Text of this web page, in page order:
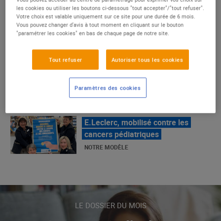
un succès
NOTRE MODÈLE
E.Leclerc, mobilisé contre les
cancers pédiatriques
LE MOUVEMENT E.LECLERC ET
SES COMBATS
NOTRE MODÈLE
« Repérage » - La nouvelle revue de
tendances de Marque Repère
ALIMENTATION DE QUALITÉ
LE DOSSIER DU MOIS
les cookies ou utiliser les boutons ci-dessous "tout accepter"/"tout refuser".
Votre choix est valable uniquement sur ce site pour une durée de 6 mois.
Vous pouvez changer d'avis à tout moment en cliquant sur le bouton
"paramétrer les cookies" en bas de chaque page de notre site.
Tout refuser Autoriser tous les cookies
Paramètres des cookies